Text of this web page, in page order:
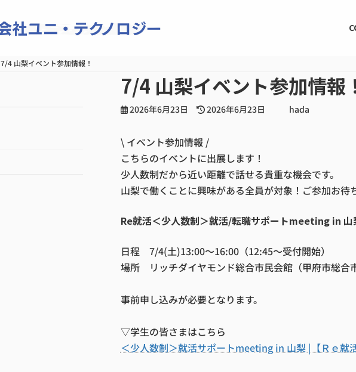
7/4 山梨イベント参加情報！
7/4 山梨イベント参加情報
2026年6月23日
最
新
日
時
:
2026年6月23日 hada
\ イベント参加情報 /
こちらのイベントに出展します！
少人数制だから近い距離で話せる貴重な機会です。
山梨で働くことに興味がある全員が対象！ご参加お待
Re就活＜少人数制＞就活/転職サポートmeeting in 山
日程 7/4(土)13:00～16:00（12:45～受付開始）
場所 リッチダイヤモンド総合市民会館（甲府市総合
事前申し込みが必要となります。
▽学生の皆さまはこちら
＜少人数制＞就活サポートmeeting in 山梨 |【Ｒｅ就